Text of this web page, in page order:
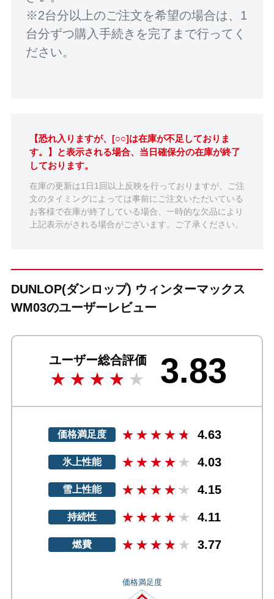
※2台分以上のご注文を希望の場合は、1
台分ずつ購入手続きを完了まで行ってく
ださい。
【恐れ入りますが、[○○]は在庫が不足しておりま
す。】と表示される場合、当日確保分の在庫が終了
しております。
在庫の更新は1日1回以上反映を行っておりますが、ご注
文のタイミングによっては事前にご注文いただいている
お客様で在庫が終了している場合、一時的な欠品により
上記表示がされる場合がございます。ご了承ください。
DUNLOP(ダンロップ) ウィンターマックス
WM03のユーザーレビュー
ユーザー総合評価 3.83
価格満足度 4.63
氷上性能 4.03
雪上性能 4.15
持続性 4.11
燃費 3.77